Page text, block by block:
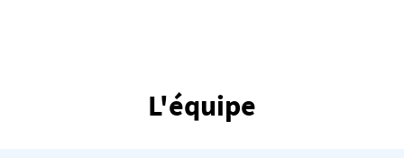
L'équipe